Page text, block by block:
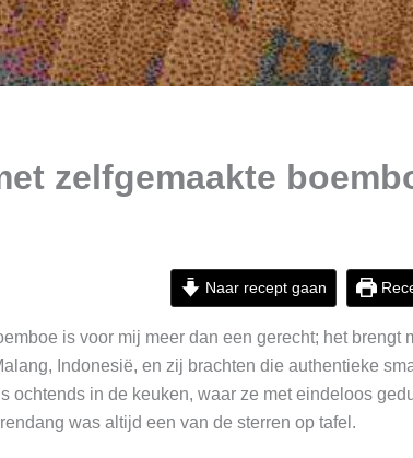
zelfgemaakte
Naar recept gaan
is voor mij meer dan een gerecht; het
Indonesië, en zij brachten die authentieke
ochtends in de keuken, waar ze met eindeloos
was altijd een van de sterren op tafel.